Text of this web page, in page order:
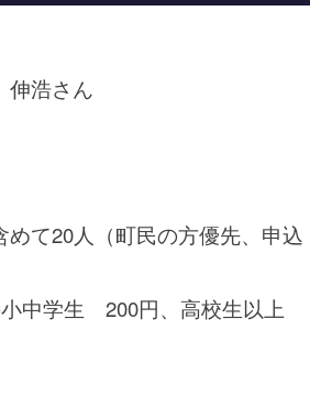
浩さん
て20人（町民の方優先、申込
中学生 200円、高校生以上